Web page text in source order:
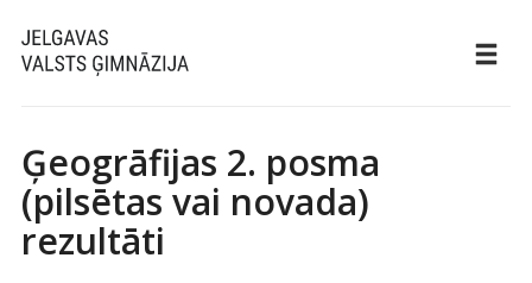
Ģeogrāfijas 2. posma
(pilsētas vai novada)
rezultāti